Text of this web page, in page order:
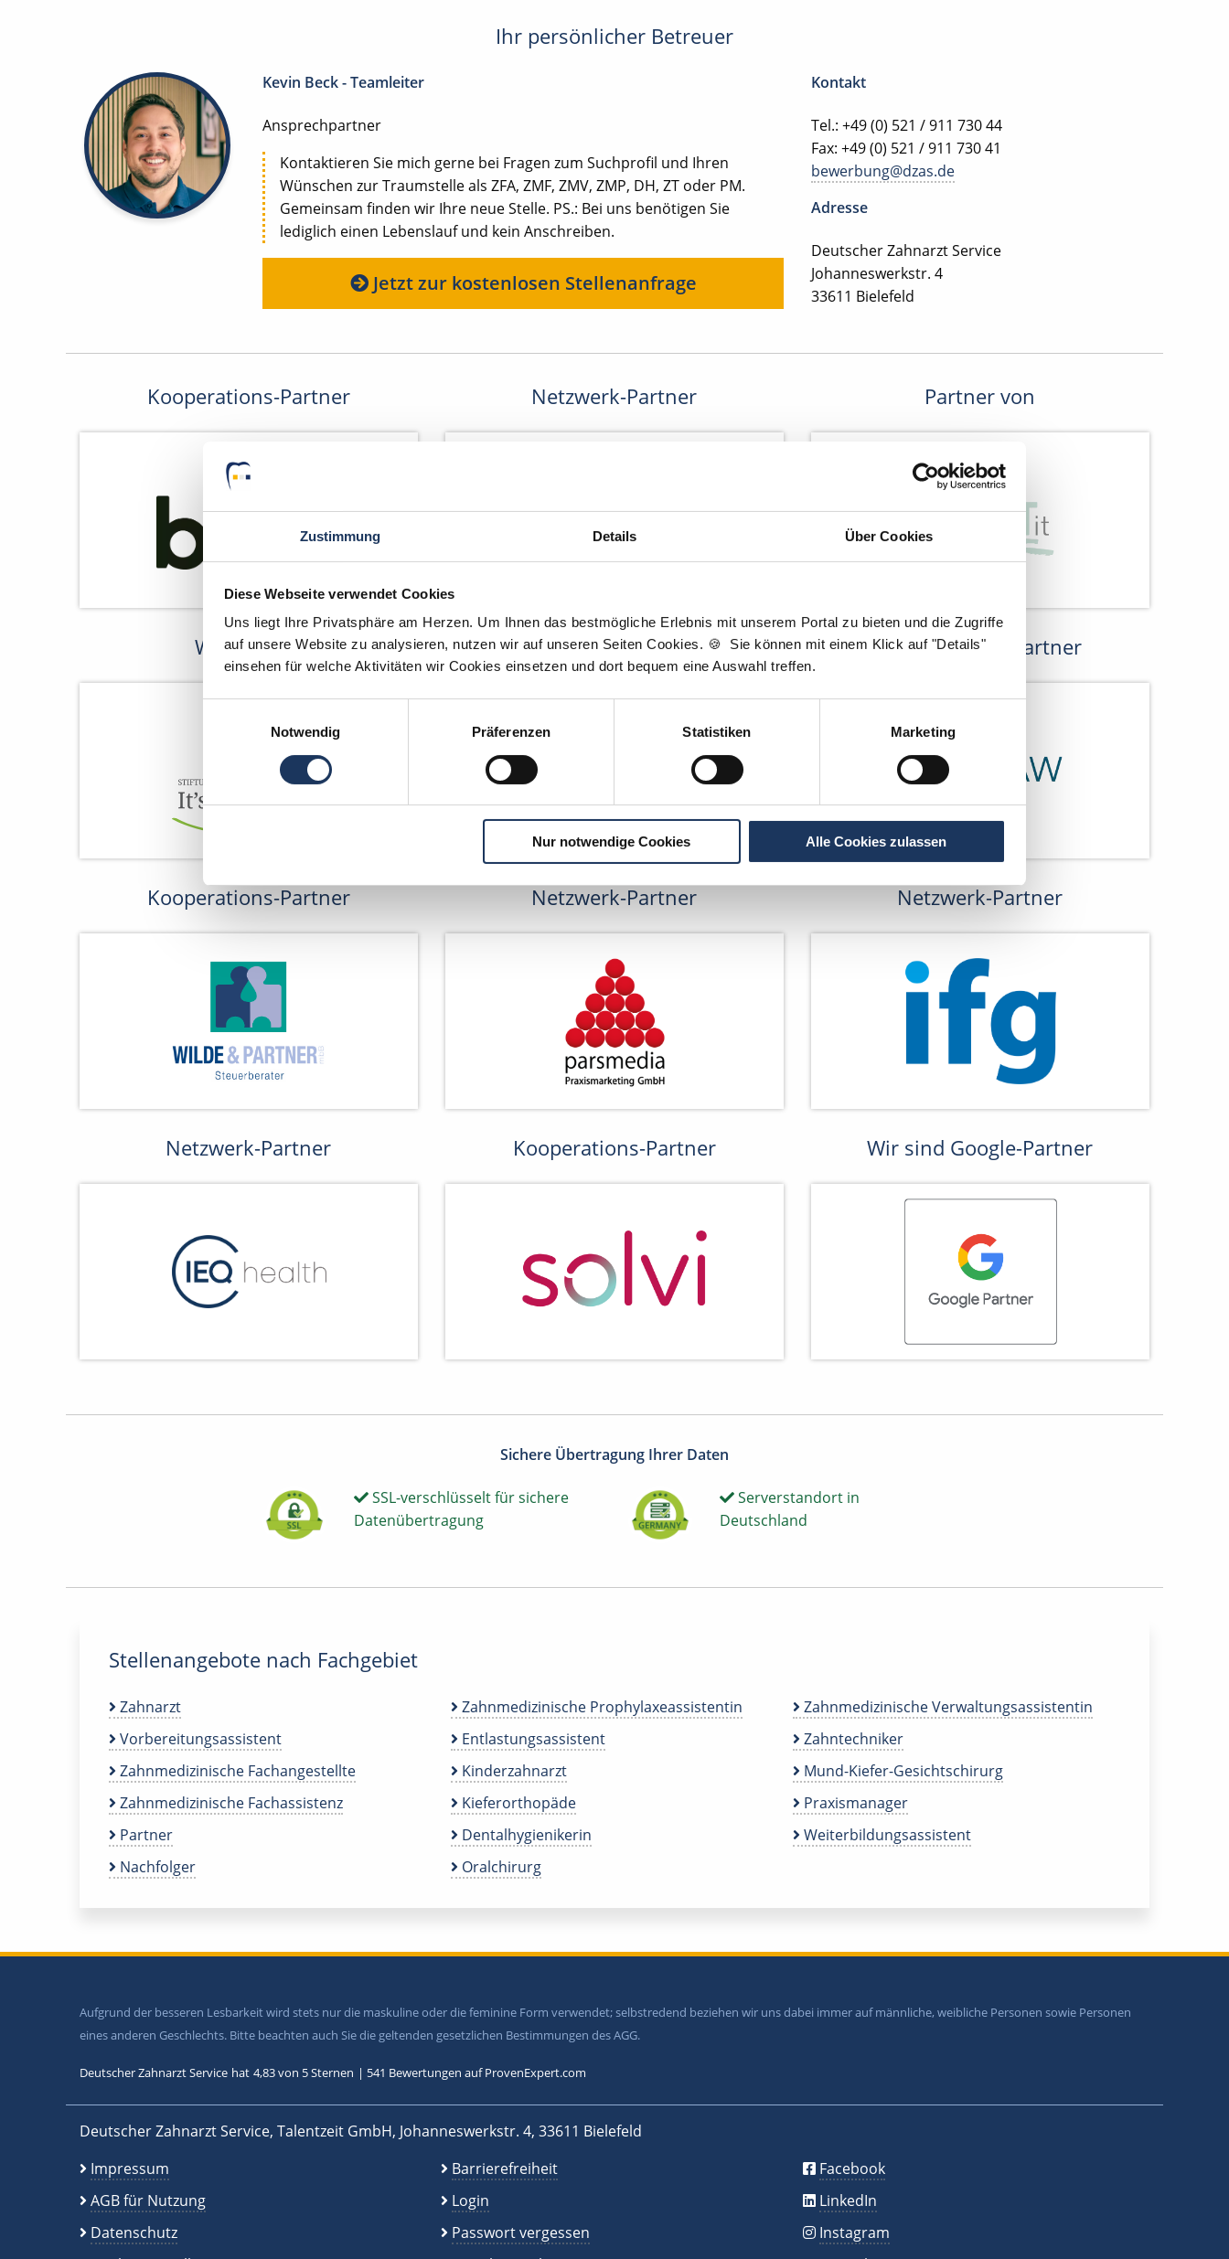
Zustimmung Details Über Cookies
Diese Webseite verwendet Cookies
Uns liegt Ihre Privatsphäre am Herzen. Um Ihnen das bestmögliche Erlebnis mit unserem Portal zu bieten und die Zugriffe
auf unsere Website zu analysieren, nutzen wir auf unseren Seiten Cookies. 🍪 Sie können mit einem Klick auf "Details"
einsehen für welche Aktivitäten wir Cookies einsetzen und dort bequem eine Auswahl treffen.
Notwendig
Präferenzen Statistiken Marketing
Nur notwendige Cookies Alle Cookies zulassen
Ihr persönlicher Betreuer
Kevin Beck - Teamleiter
Ansprechpartner
Kontaktieren Sie mich gerne bei Fragen zum Suchprofil und Ihren
Wünschen zur Traumstelle als ZFA, ZMF, ZMV, ZMP, DH, ZT oder PM.
Gemeinsam finden wir Ihre neue Stelle. PS.: Bei uns benötigen Sie
lediglich einen Lebenslauf und kein Anschreiben.
Jetzt zur kostenlosen Stellenanfrage
Kontakt
Tel.: +49 (0) 521 / 911 730 44
Fax: +49 (0) 521 / 911 730 41
bewerbung@dzas.de
Adresse
Deutscher Zahnarzt Service
Johanneswerkstr. 4
33611 Bielefeld
Kooperations-Partner Netzwerk-Partner Partner von
Wir fördern Wir pflanzen Bäume Kooperations-Partner
Kooperations-Partner Netzwerk-Partner Netzwerk-Partner
Netzwerk-Partner Kooperations-Partner Wir sind Google-Partner
Sichere Übertragung Ihrer Daten
SSL-verschlüsselt für sichere
Datenübertragung
Serverstandort in
Deutschland
Stellenangebote nach Fachgebiet
Zahnarzt
Vorbereitungsassistent
Zahnmedizinische Fachangestellte
Zahnmedizinische Fachassistenz
Partner
Nachfolger
Zahnmedizinische Prophylaxeassistentin
Entlastungsassistent
Kinderzahnarzt
Kieferorthopäde
Dentalhygienikerin
Oralchirurg
Zahnmedizinische Verwaltungsassistentin
Zahntechniker
Mund-Kiefer-Gesichtschirurg
Praxismanager
Weiterbildungsassistent
Aufgrund der besseren Lesbarkeit wird stets nur die maskuline oder die feminine Form verwendet; selbstredend beziehen wir uns dabei immer auf männliche, weibliche Personen sowie Personen
eines anderen Geschlechts. Bitte beachten auch Sie die geltenden gesetzlichen Bestimmungen des AGG.
Deutscher Zahnarzt Service hat 4,83von 5Sternen | 541 Bewertungen auf ProvenExpert.com
Deutscher Zahnarzt Service, Talentzeit GmbH, Johanneswerkstr. 4, 33611 Bielefeld
Impressum
AGB für Nutzung
Datenschutz
Barrierefreiheit
Login
Passwort vergessen
Facebook
LinkedIn
Instagram